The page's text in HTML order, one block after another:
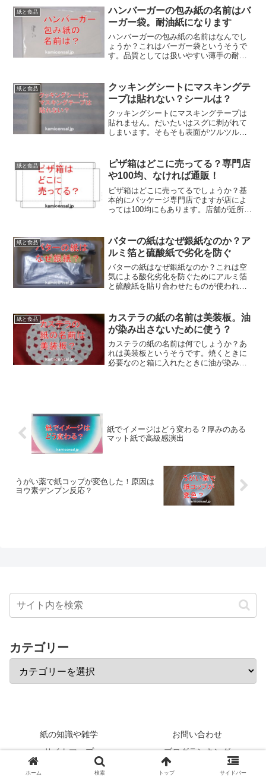
いですね。鳩サブレーも紙のパッケージ
になるのは時代なのでしょう。
紙と食品
ハンバーガーの包み紙の名前はバ
ーガー袋。耐油紙になります
ハンバーガーの包み紙の名前はなんでし
ょうか？これはバーガー袋というそうで
す。品質としては扱いやすい薄手の耐油
ます。ハンバーガーの包み紙も食べやす
い工夫が色々されているようです。
紙と食品
クッキングシートにマスキングテ
ープは貼れない？シールは？
クッキングシートにマスキングテープは
貼れません。だいたいはスグに剥がれて
しまいます。そもそも表面がツルツルに
マスキングテープは貼れないのでホチキ
スや輪ゴムを使うのが良さそうです。
紙と食品
ピザ箱はどこに売ってる？専門店
や100均、なければ通販！
ピザ箱はどこに売ってるでしょうか？基
本的にパッケージ専門店でますが店によ
っては100均にもあります。店舗が近所に
箱がどこに売ってるか不明な場合はネッ
トを使うのが便利でしょう。
紙と食品
バターの紙はなぜ銀紙なのか？ア
ルミ箔と硫酸紙で劣化を防ぐ
バターの紙はなぜ銀紙なのか？これは空
気による酸化劣化を防ぐためにアルミ箔
と硫酸紙を貼り合わせたものが使われて
うんだとか。バターの紙が銀紙なのは美
味しさを守るためだったんですね！
紙と食品
カステラの紙の名前は美装板。油
が染み出さないために使う？
カステラの紙の名前は何でしょうか？あ
れは美装板というそうです。焼くときに
必要なのと箱に入れたときに油が染み出
紙でイメージはどう変わる？厚みのある
マット紙で高級感演出
うがい薬で紙コップが変色した！原因は
ヨウ素デンプン反応？
カテゴリー
紙の知識や雑学
お問い合わせ
サイトマップ
ブログランキング
プライバシーポリシー
ホーム 検索 トップ サイドバー